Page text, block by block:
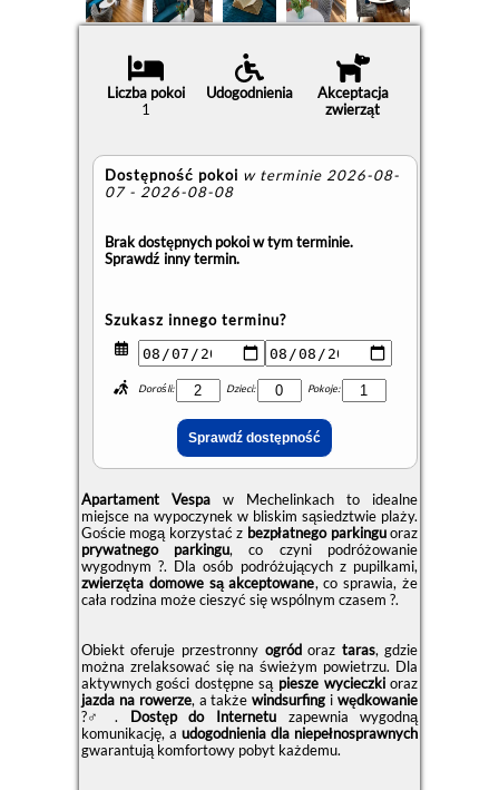
Liczba pokoi
1
Udogodnienia
Akceptacja
zwierząt
Dostępność pokoi w terminie 2026-08-
07 - 2026-08-08
Brak dostępnych pokoi w tym terminie.
Sprawdź inny termin.
Szukasz innego terminu?
Dorośli: Dzieci: Pokoje:
Apartament Vespaw Mechelinkach to idealne
miejsce na wypoczynek w bliskim sąsiedztwie plaży.
Goście mogą korzystać z bezpłatnego parkinguoraz
prywatnego parkingu, co czyni podróżowanie
wygodnym ?. Dla osób podróżujących z pupilkami,
zwierzęta domowe są akceptowane, co sprawia, że
cała rodzina może cieszyć się wspólnym czasem ?.
Obiekt oferuje przestronny ogródoraz taras, gdzie
można zrelaksować się na świeżym powietrzu. Dla
aktywnych gości dostępne są piesze wycieczkioraz
jazda na rowerze, a takżewindsurfing iwędkowanie
?‍♂️. Dostęp do Internetuzapewnia wygodną
komunikację, a udogodnienia dla niepełnosprawnych
gwarantują komfortowy pobyt każdemu.